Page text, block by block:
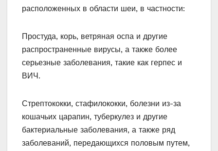
расположенных в области шеи, в частности:
Простуда, корь, ветряная оспа и другие
распространенные вирусы, а также более
серьезные заболевания, такие как герпес и
ВИЧ.
Стрептококки, стафилококки, болезни из-за
кошачьих царапин, туберкулез и другие
бактериальные заболевания, а также ряд
заболеваний, передающихся половым путем,